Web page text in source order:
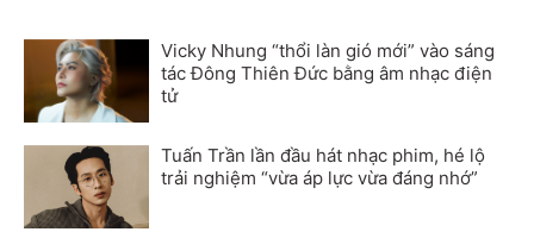
Vicky Nhung “thổi làn gió mới” vào sáng
tác Đông Thiên Đức bằng âm nhạc điện
tử
Tuấn Trần lần đầu hát nhạc phim, hé lộ
trải nghiệm “vừa áp lực vừa đáng nhớ”